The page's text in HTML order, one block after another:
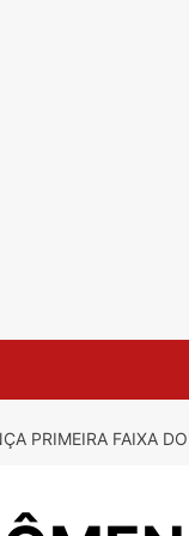
PRIMEIRA FAIXA